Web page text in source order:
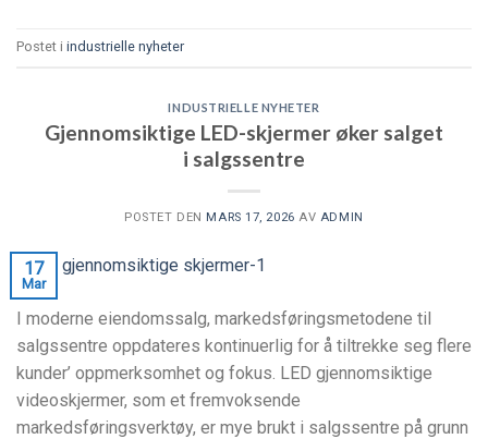
Postet i industrielle nyheter
INDUSTRIELLE NYHETER
Gjennomsiktige LED-skjermer øker salget
i salgssentre
POSTET DEN MARS 17, 2026 AV ADMIN
17
Mar
I moderne eiendomssalg, markedsføringsmetodene til
salgssentre oppdateres kontinuerlig for å tiltrekke seg flere
kunder’ oppmerksomhet og fokus. LED gjennomsiktige
videoskjermer, som et fremvoksende
markedsføringsverktøy, er mye brukt i salgssentre på grunn